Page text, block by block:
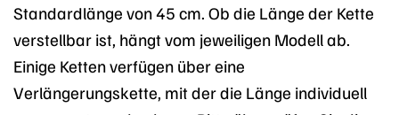
Standardlänge von 45 cm. Ob die Länge der Kette
verstellbar ist, hängt vom jeweiligen Modell ab.
Einige Ketten verfügen über eine
Verlängerungskette, mit der die Länge individuell